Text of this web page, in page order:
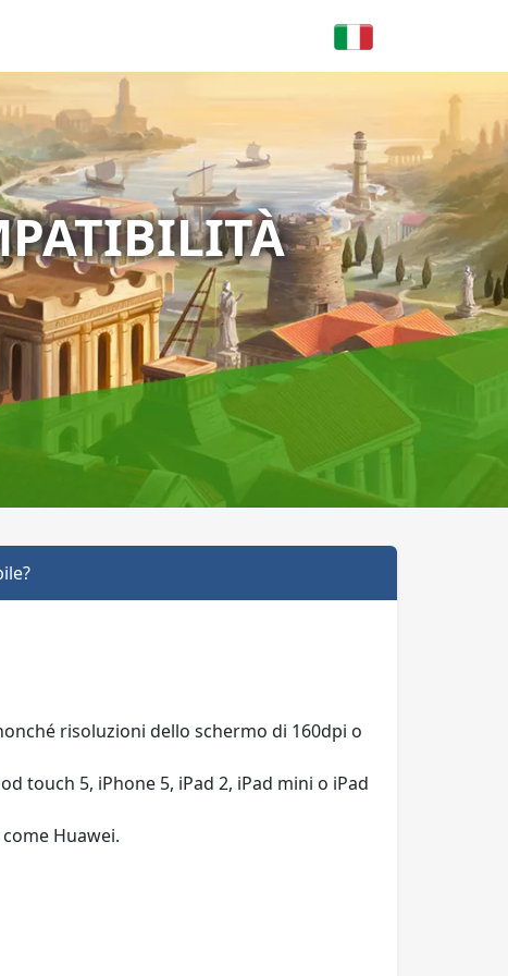
risoluzioni dello schermo di 160dpi o
touch 5, iPhone 5, iPad 2, iPad mini o iPad
Huawei.